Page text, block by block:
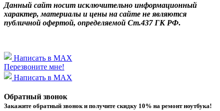
Данный сайт носит исключительно информационный
характер, материалы и цены на сайте не являются
публичной офертой, определяемой Ст.437 ГК РФ.
Написать в MAX
Перезвоните мне!
Написать в MAX
Обратный звонок
Закажите обратный звонок и получитe скидку 10% на ремонт ноутбука!